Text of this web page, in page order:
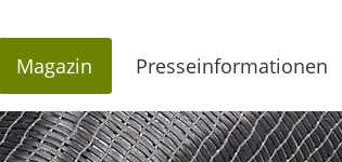
Magazin Presseinformationen